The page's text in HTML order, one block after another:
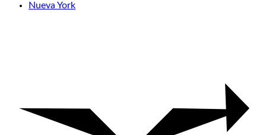
Nueva York